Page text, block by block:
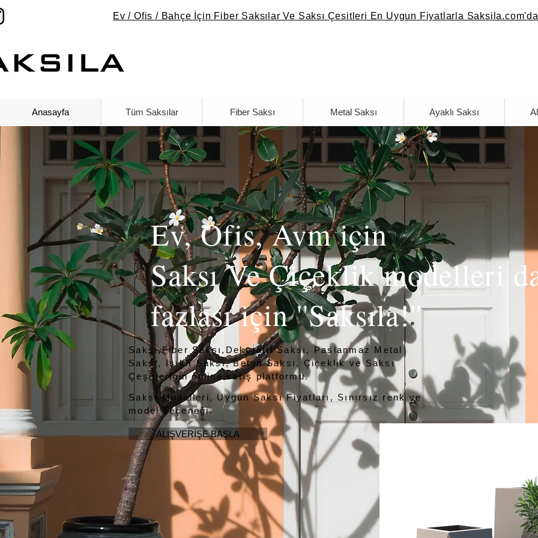
Ev / Ofis / Bahçe İçin Fiber Saksılar Ve Saksı Çesitleri En Uygun Fiyatlarla
Anasayfa Tüm Saksılar Fiber Saksı Metal Saksı Ayaklı Saksı
Ev, Ofis, Avm için
Saksı Ve Çiçeklik modelleri
fazlası için ''Saksıla!''
Saksı,Fiber Saksı,Dekoratif Saksı, Paslanmaz Metal
Saksı, Işıklı Saksı, Beton Saksı, Çiçeklik ve Saksı
Çeşitlerinin online satış platformu.
Saksı Modelleri, Uygun Saksı Fiyatları, Sınırsız renk ve
model seçeneği.
ALIŞVERİŞE BAŞLA